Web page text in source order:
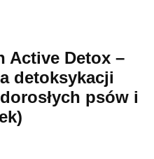
Active Detox –
detoksykacji
psów i